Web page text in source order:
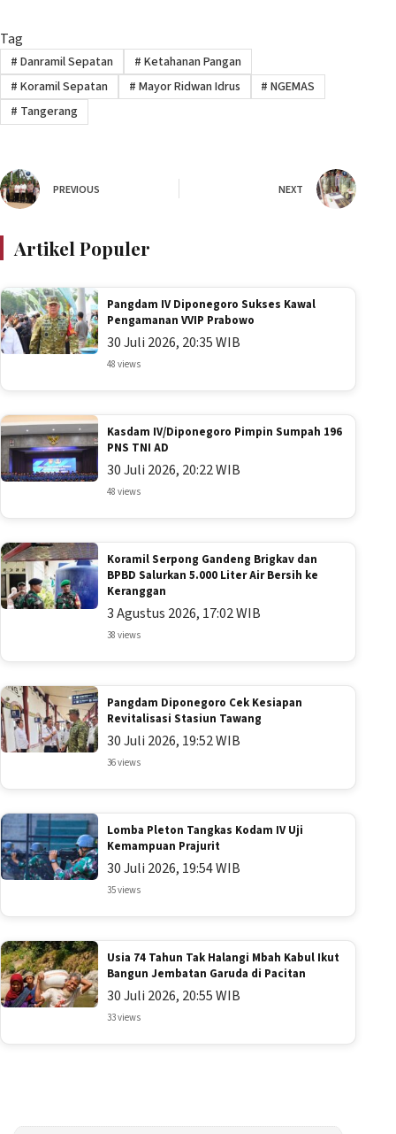
Tag
# Danramil Sepatan # Ketahanan Pangan
# Koramil Sepatan # Mayor Ridwan Idrus # NGEMAS
# Tangerang
PREVIOUS NEXT
Artikel Populer
Pangdam IV Diponegoro Sukses Kawal
Pengamanan VVIP Prabowo
30 Juli 2026, 20:35 WIB
48 views
Kasdam IV/Diponegoro Pimpin Sumpah 196
PNS TNI AD
30 Juli 2026, 20:22 WIB
48 views
Koramil Serpong Gandeng Brigkav dan
BPBD Salurkan 5.000 Liter Air Bersih ke
Keranggan
3 Agustus 2026, 17:02 WIB
38 views
Pangdam Diponegoro Cek Kesiapan
Revitalisasi Stasiun Tawang
30 Juli 2026, 19:52 WIB
36 views
Lomba Pleton Tangkas Kodam IV Uji
Kemampuan Prajurit
30 Juli 2026, 19:54 WIB
35 views
Usia 74 Tahun Tak Halangi Mbah Kabul Ikut
Bangun Jembatan Garuda di Pacitan
30 Juli 2026, 20:55 WIB
33 views